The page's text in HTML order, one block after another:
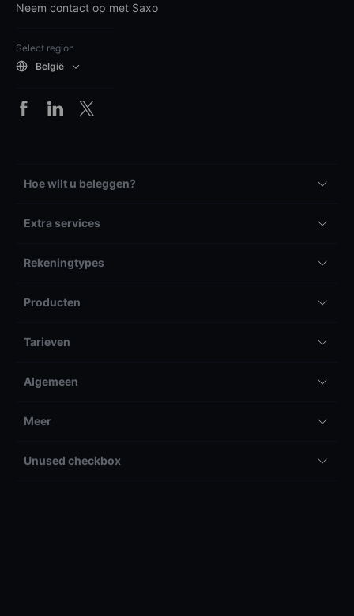
Neem contact op met Saxo
Select region
België
Hoe wilt u beleggen?
Extra services
Rekeningtypes
Producten
Tarieven
Algemeen
Meer
Unused checkbox